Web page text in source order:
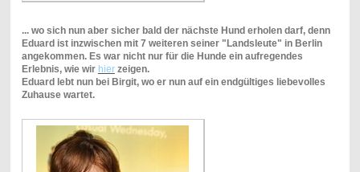
... wo sich nun aber sicher bald der nächste Hund erholen darf, denn
Eduard ist inzwischen mit 7 weiteren seiner "Landsleute" in Berlin
angekommen. Es war nicht nur für die Hunde ein aufregendes
Erlebnis, wie wir hierzeigen.
Eduard lebt nun bei Birgit, wo er nun auf ein endgültiges liebevolles
Zuhause wartet.